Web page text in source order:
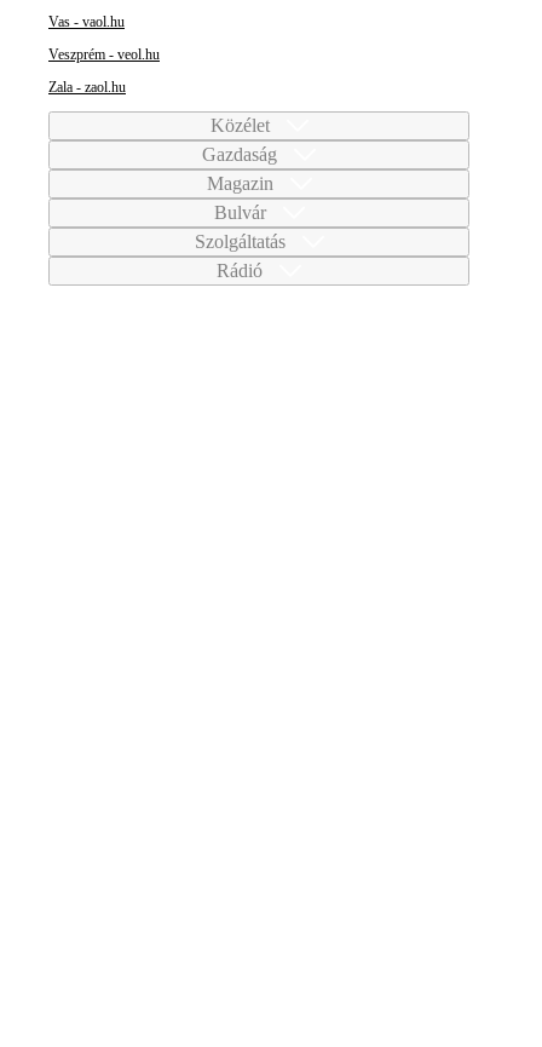
Vas - vaol.hu
Veszprém - veol.hu
Zala - zaol.hu
Közélet
Gazdaság
Magazin
Bulvár
Szolgáltatás
Rádió